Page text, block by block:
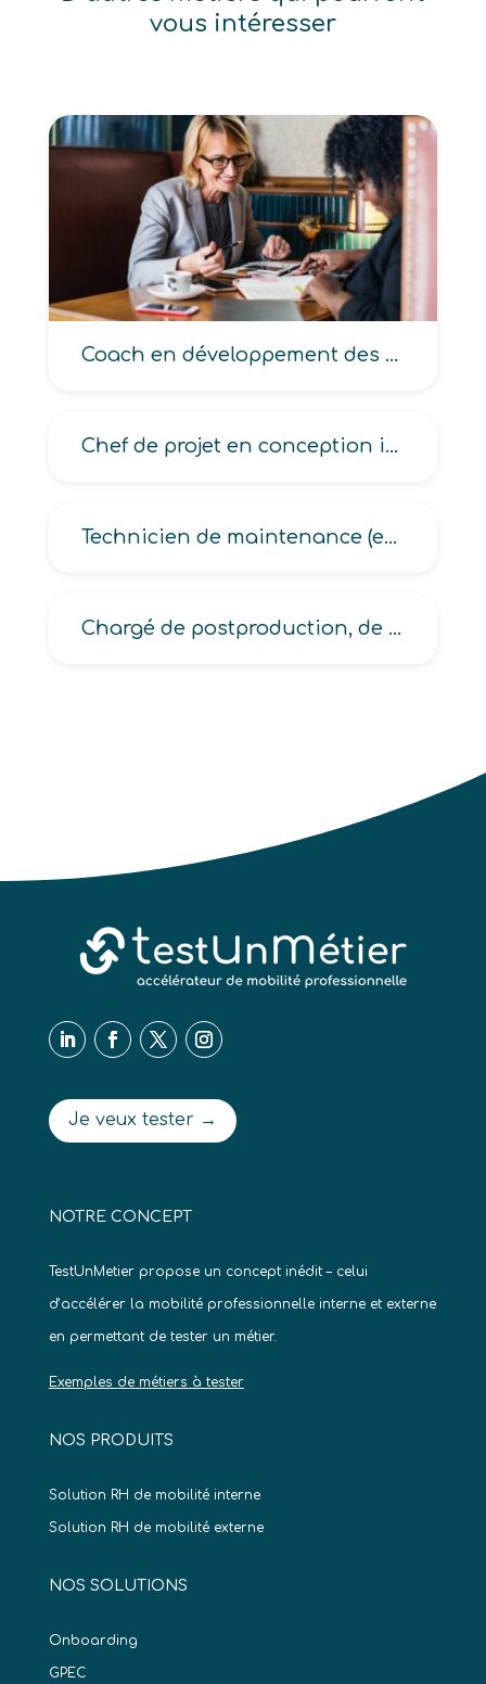
vous intéresser
Coach en développement des compétences
Chef de projet en conception industrielle en mécanique
Technicien de maintenance (en micro-informatique, en microsystèmes, en monétique)
Chargé de postproduction, de production (audiovisuelle, cinématographique, de spectacles)
Je veux tester →
NOTRE CONCEPT
TestUnMetier propose un concept inédit – celui
d’accélérer la mobilité professionnelle interne et externe
en permettant de tester un métier.
Exemples de métiers à tester
NOS PRODUITS
Solution RH de mobilité interne
Solution RH de mobilité externe
NOS SOLUTIONS
Onboarding
GPEC